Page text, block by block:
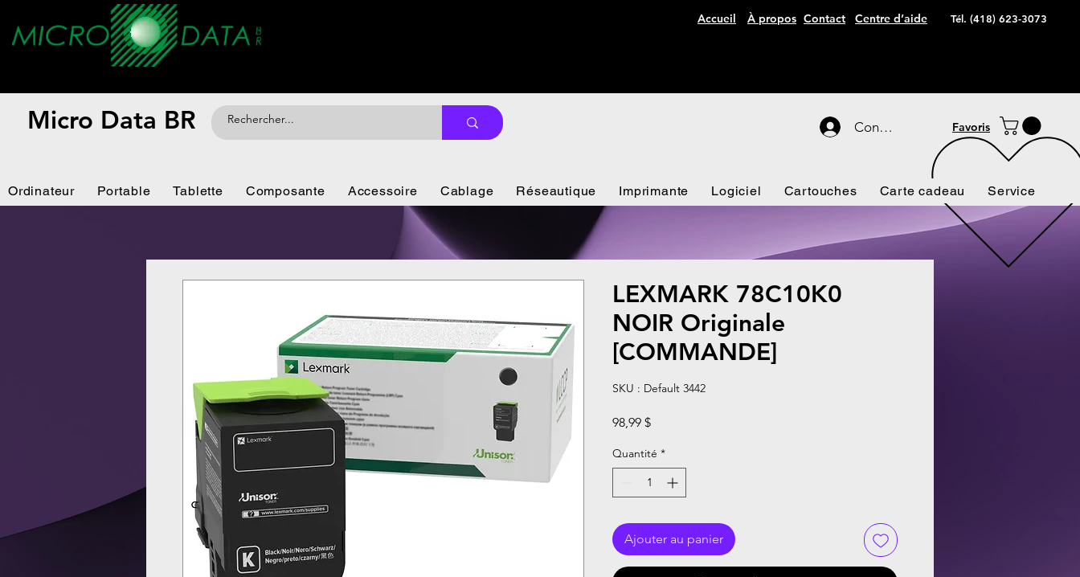
Accueil À propos Contact Centre d’aide Tél. (418) 623-3073
Micro Data BR Connexion Favoris
Ordinateur Portable Tablette Composante Accessoire Cablage Réseautique Imprimante Logiciel Cartouches Carte cadeau Service
LEXMARK 78C10K0
NOIR Originale
[COMMANDE]
SKU : Default 3442
98,99 $Prix
Quantité *
Ajouter au panier